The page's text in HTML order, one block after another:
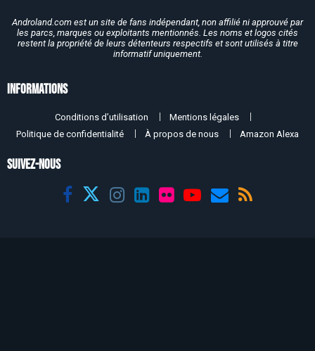
Androland.com est un site de fans indépendant, non affilié ni approuvé par
les parcs, marques ou exploitants mentionnés. Les noms et logos cités
restent la propriété de leurs détenteurs respectifs et sont utilisés à titre
informatif uniquement.
Informations
Conditions d’utilisation
Mentions légales
Politique de confidentialité
À propos de nous Amazon Alexa
SUIVEZ-NOUS